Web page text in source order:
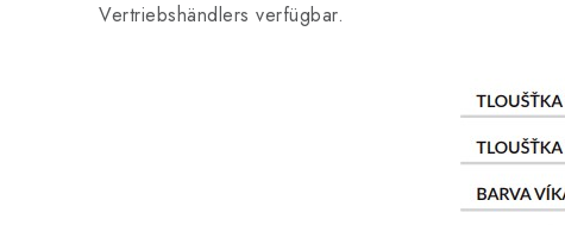
Vertriebshändlers verfügbar.